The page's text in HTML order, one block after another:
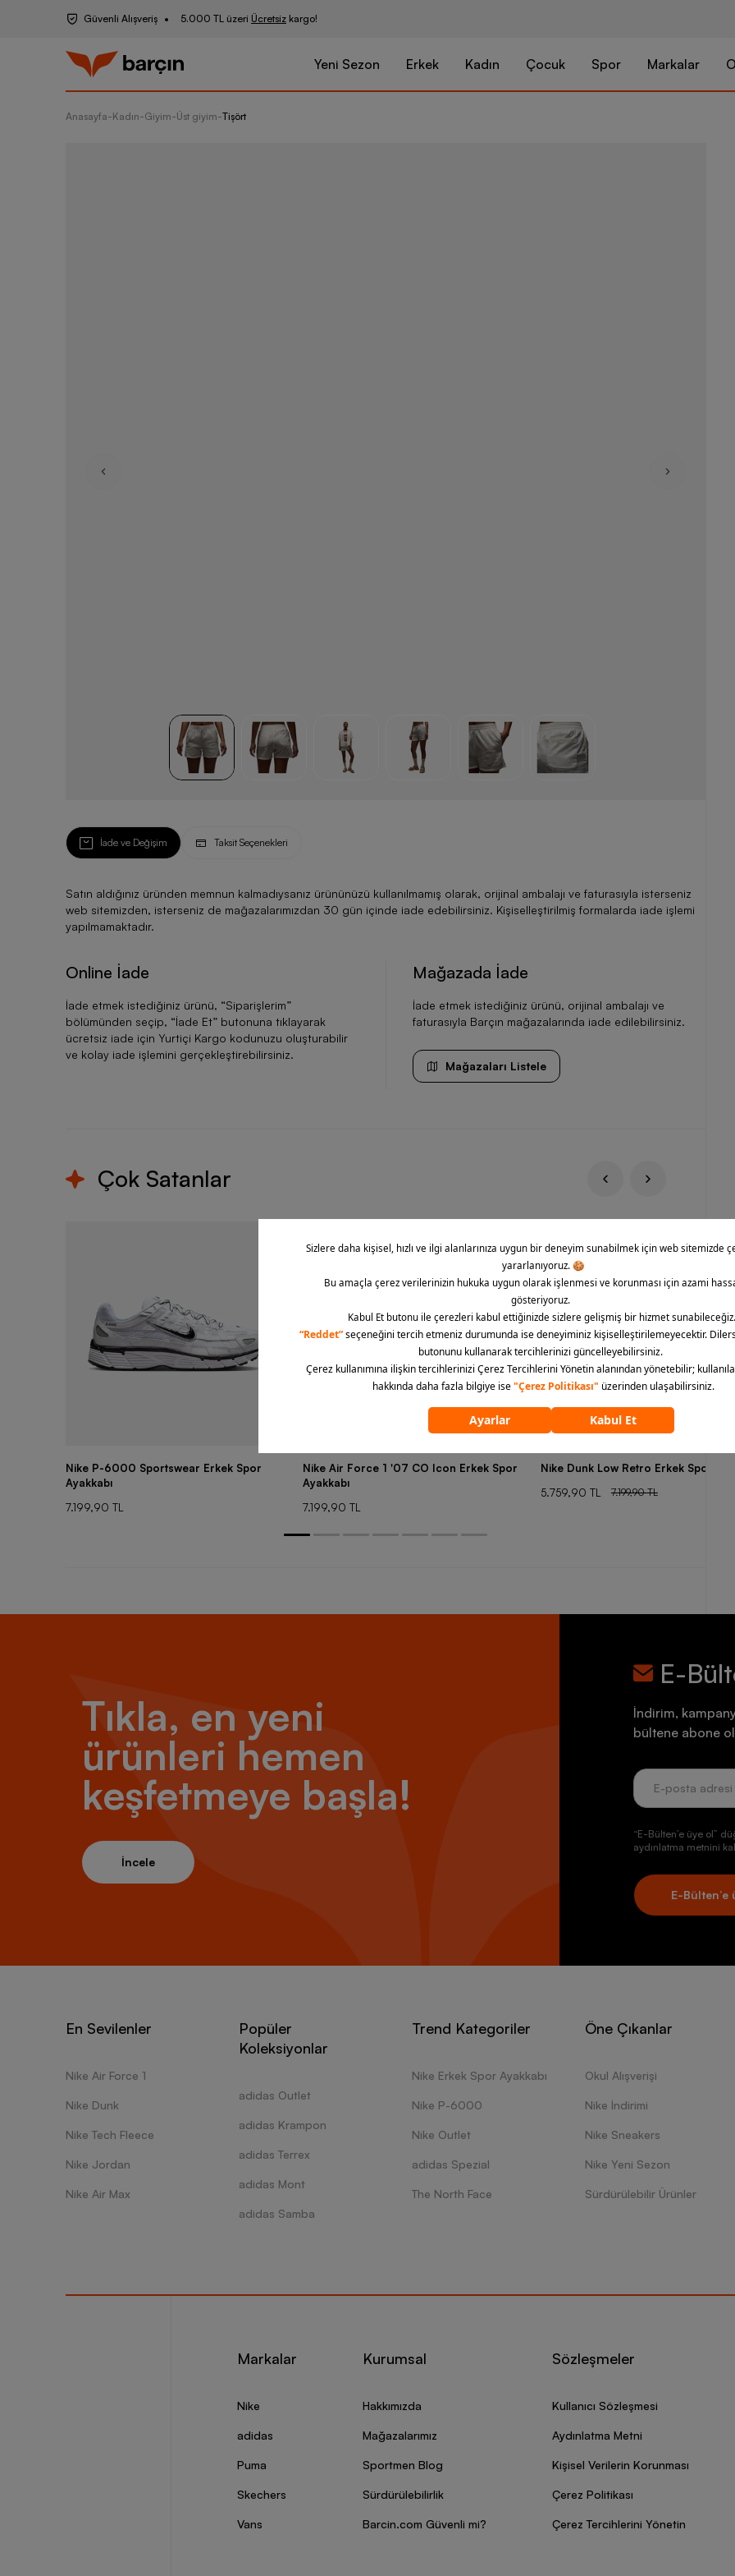
Güvenli Alışveriş 5.000 TL üzeri Ücretsiz kargo!
Yeni Sezon Erkek Kadın Çocuk Spor Markalar
Anasayfa-Kadın-Giyim-Üst giyim-Tişört
Nike
İade ve Değişim Taksit Seçenekleri
Satın aldığınız üründen memnun kalmadıysanız ürününüzü kullanılmamış olarak, orijinal ambalajı ve faturasıyla isterseniz
web sitemizden, isterseniz de mağazalarımızdan 30 gün içinde iade edebilirsiniz. Kişiselleştirilmiş formalarda iade işlemi
yapılmamaktadır.
Online İade
İade etmek istediğiniz ürünü, “Siparişlerim”
bölümünden seçip, “İade Et” butonuna tıklayarak
ücretsiz iade için Yurtiçi Kargo kodunuzu oluşturabilir
ve kolay iade işlemini gerçekleştirebilirsiniz.
Mağazada İade
İade etmek istediğiniz ürünü, orijinal ambalajı ve
faturasıyla Barçın mağazalarında iade edilebilirsiniz.
Mağazaları Listele
Çok Satanlar
Nike P-6000 Sportswear Erkek Spor
Ayakkabı
7.199,90 TL
Nike Air Force 1 '07 CO Icon Erkek Spor
Ayakkabı
7.199,90 TL
Nike Dunk Low Retro Erkek Spor
5.759,90 TL
7.199,90 TL
Tıkla, en yeni
ürünleri hemen
keşfetmeye başla!
İncele
E-
İndirim,
bültene abone
“E-Bülten’e üye ol”
aydınlatma metnini
E-Bülten’e
En Sevilenler
Nike Air Force 1
Nike Dunk
Nike Tech Fleece
Nike Jordan
Nike Air Max
Popüler
Koleksiyonlar
adidas Outlet
adidas Krampon
adidas Terrex
adidas Mont
adidas Samba
Trend Kategoriler
Nike Erkek Spor Ayakkabı
Nike P-6000
Nike Outlet
adidas Spezial
The North Face
Öne Çıkanlar
Okul Alışverişi
Nike İndirimi
Nike Sneakers
Nike Yeni Sezon
Sürdürülebilir Ürünler
Markalar
Nike
adidas
Puma
Skechers
Vans
Kurumsal
Hakkımızda
Mağazalarımız
Sportmen Blog
Sürdürülebilirlik
Barcin.com Güvenli mi?
Sözleşmeler
Kullanıcı Sözleşmesi
Aydınlatma Metni
Kişisel Verilerin Korunması
Çerez Politikası
Çerez Tercihlerini Yönetin